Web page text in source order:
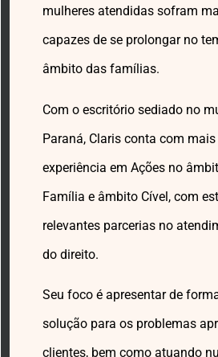
mulheres atendidas sofram
capazes de se prolongar no
âmbito das famílias.
Com o escritório sediado no
Paraná, Claris conta com
experiência em Ações no
Família e âmbito Cível, com
relevantes parcerias no
do direito.
Seu foco é apresentar de
solução para os problemas
clientes, bem como atuando